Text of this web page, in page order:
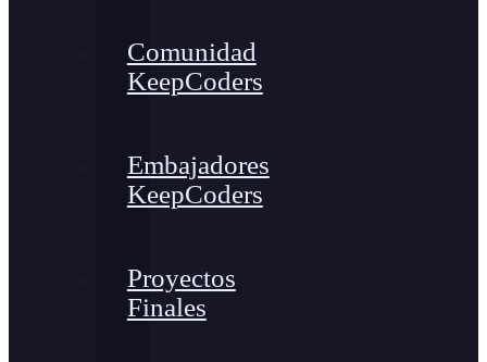
Comunidad
KeepCoders
Embajadores
KeepCoders
Proyectos
Finales